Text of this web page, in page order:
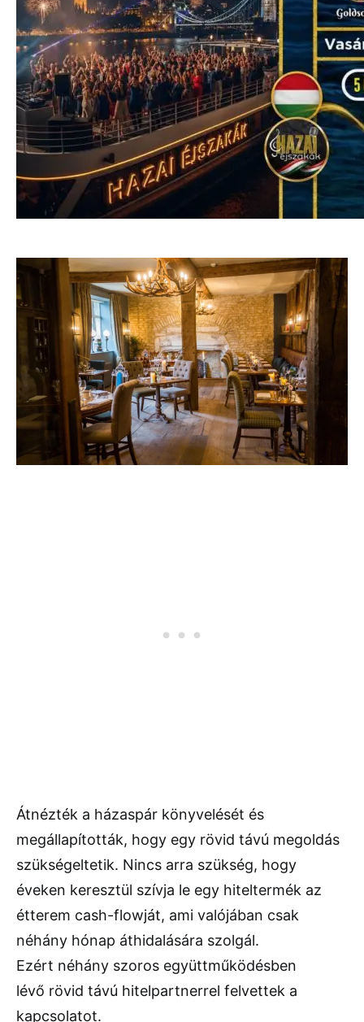
Átnézték a házaspár könyvelését és
megállapították, hogy egy rövid távú megoldás
szükségeltetik. Nincs arra szükség, hogy
éveken keresztül szívja le egy hiteltermék az
étterem cash-flowját, ami valójában csak
néhány hónap áthidalására szolgál.
Ezért néhány szoros együttműködésben
lévő rövid távú hitelpartnerrel felvettek a
kapcsolatot.